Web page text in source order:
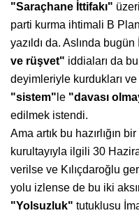
"Saraçhane İttifakı"
parti kurma ihtimali B
yazıldı da. Aslında
ve rüşvet" iddiaları da bu
deyimleriyle kurdukları ve
"sistem" le "davası
edilmek istendi.
Ama artık bu hazırlığın
kurultayıyla ilgili 30
verilse ve Kılıçdaroğlu
yolu izlense de bu iki
"Yolsuzluk" tutuklusu